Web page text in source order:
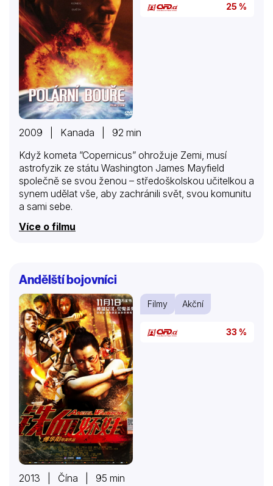
25 %
2009 | Kanada | 92 min
Když kometa ”Copernicus” ohrožuje Zemi, musí
astrofyzik ze státu Washington James Mayfield
společně se svou ženou – středoškolskou učitelkou a
synem udělat vše, aby zachránili svět, svou komunitu
a sami sebe.
Více o filmu
Andělští bojovníci
Filmy Akční
33 %
2013 | Čína | 95 min